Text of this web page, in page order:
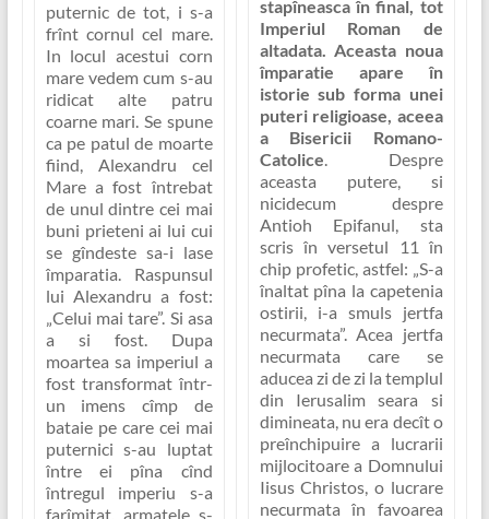
puternic de tot, i s-a
frînt cornul cel mare.
In locul acestui corn
mare vedem cum s-au
ridicat alte patru
coarne mari. Se spune
ca pe patul de moarte
fiind, Alexandru cel
Mare a fost întrebat
de unul dintre cei mai
buni prieteni ai lui cui
se gîndeste sa-i lase
împaratia. Raspunsul
lui Alexandru a fost:
„Celui mai tare”. Si asa
a si fost. Dupa
moartea sa imperiul a
fost transformat într-
un imens cîmp de
bataie pe care cei mai
puternici s-au luptat
între ei pîna cînd
întregul imperiu s-a
farîmitat, armatele s-
stapîneasca în final, tot
Imperiul Roman de
altadata. Aceasta noua
împaratie apare în
istorie sub forma unei
puteri religioase, aceea
a Bisericii Romano-
Catolice. Despre
aceasta putere, si
nicidecum despre
Antioh Epifanul, sta
scris în versetul 11 în
chip profetic, astfel: „S-a
înaltat pîna la capetenia
ostirii, i-a smuls jertfa
necurmata”. Acea jertfa
necurmata care se
aducea zi de zi la templul
din Ierusalim seara si
dimineata, nu era decît o
preînchipuire a lucrarii
mijlocitoare a Domnului
Iisus Christos, o lucrare
necurmata în favoarea